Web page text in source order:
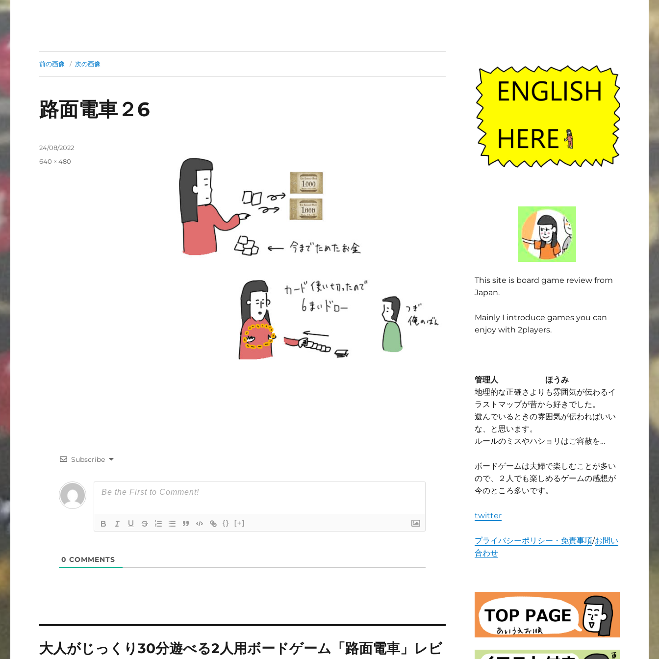
前の画像 次の画像
路面電車２6
投
24/08/2022
フ
640 × 480
Subscribe
{} [+]
0 COMMENTS
大人がじっくり30分遊べる2人用ボードゲーム「路面電車」レビ
This site is board game review from
Japan.
Mainly I introduce games you can
enjoy with 2players.
管理人 ほうみ
地理的な正確さよりも雰囲気が伝わるイ
ラストマップが昔から好きでした。
遊んでいるときの雰囲気が伝わればいい
な、と思います。
ルールのミスやハショリはご容赦を…
ボードゲームは夫婦で楽しむことが多い
ので、２人でも楽しめるゲームの感想が
今のところ多いです。
twitter
プライバシーポリシー・免責事項/お問い
合わせ